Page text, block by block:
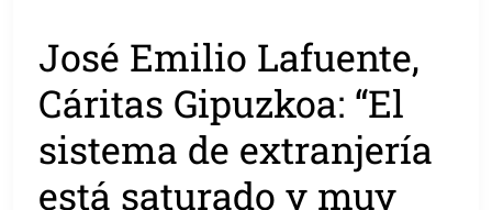
José Emilio Lafuente,
Cáritas Gipuzkoa: “El
sistema de extranjería
está saturado y muy